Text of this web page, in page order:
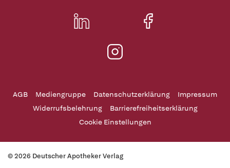
AGB Mediengruppe Datenschutzerklärung
Impressum
Widerrufsbelehrung
Barrierefreiheitserklärung
Cookie Einstellungen
© 2026 Deutscher Apotheker Verlag